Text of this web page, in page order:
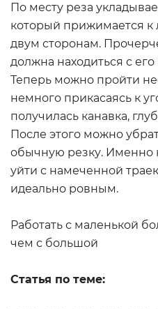
По месту реза
который прижимается к
двум сторонам.
должна находиться с
Теперь можно пройти
немного прикасаясь к
получилась канавка,
После этого можно
обычную резку. Именно
уйти с намеченной
идеально ровным.
Работать с маленькой
чем с большой
Статья по теме: